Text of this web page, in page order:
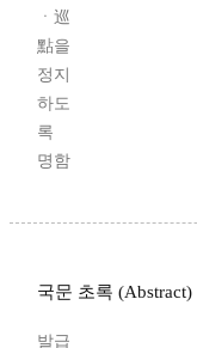
ㆍ巡
點을
정지
하도
록
명함
국문 초록 (Abstract)
발급